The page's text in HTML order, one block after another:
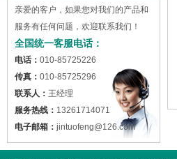
亲爱的客户，如果您对我们的产品和
服务有任何问题，欢迎联系我们！
全国统一客服电话：
电话： 010-85725226
传真： 010-85725296
联系人： 王经理
服务热线： 13261714071
电子邮箱： jintuofeng@126.com